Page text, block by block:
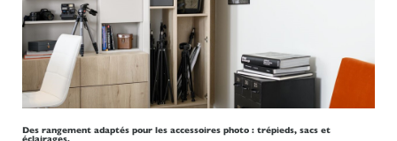
Des rangement adaptés pour les accessoires photo : trépieds, sacs et
éclairages.